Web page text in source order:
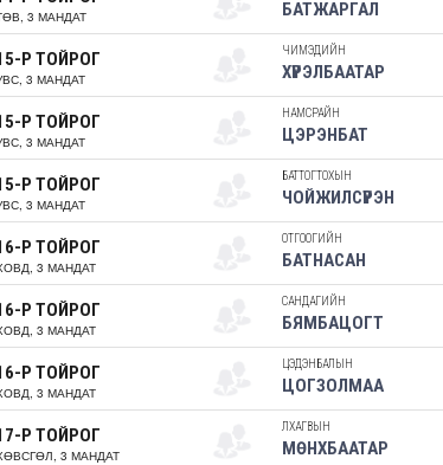
3 МАНДАТ БАТЖАРГАЛ
Р ТОЙРОГ
3 МАНДАТ
ЧИМЭДИЙН
ХҮРЭЛБААТАР
Р ТОЙРОГ
3 МАНДАТ
НАМСРАЙН
ЦЭРЭНБАТ
Р ТОЙРОГ
3 МАНДАТ
БАТТОГТОХЫН
ЧОЙЖИЛСҮРЭН
Р ТОЙРОГ
3 МАНДАТ
ОТГООГИЙН
БАТНАСАН
Р ТОЙРОГ
3 МАНДАТ
САНДАГИЙН
БЯМБАЦОГТ
Р ТОЙРОГ
3 МАНДАТ
ЦЭДЭНБАЛЫН
ЦОГЗОЛМАА
Р ТОЙРОГ
3 МАНДАТ
ЛХАГВЫН
МӨНХБААТАР